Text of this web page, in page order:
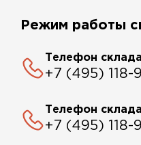
Режим работы
Телефон
+7 (495) 118-
Телефон
+7 (495) 118-